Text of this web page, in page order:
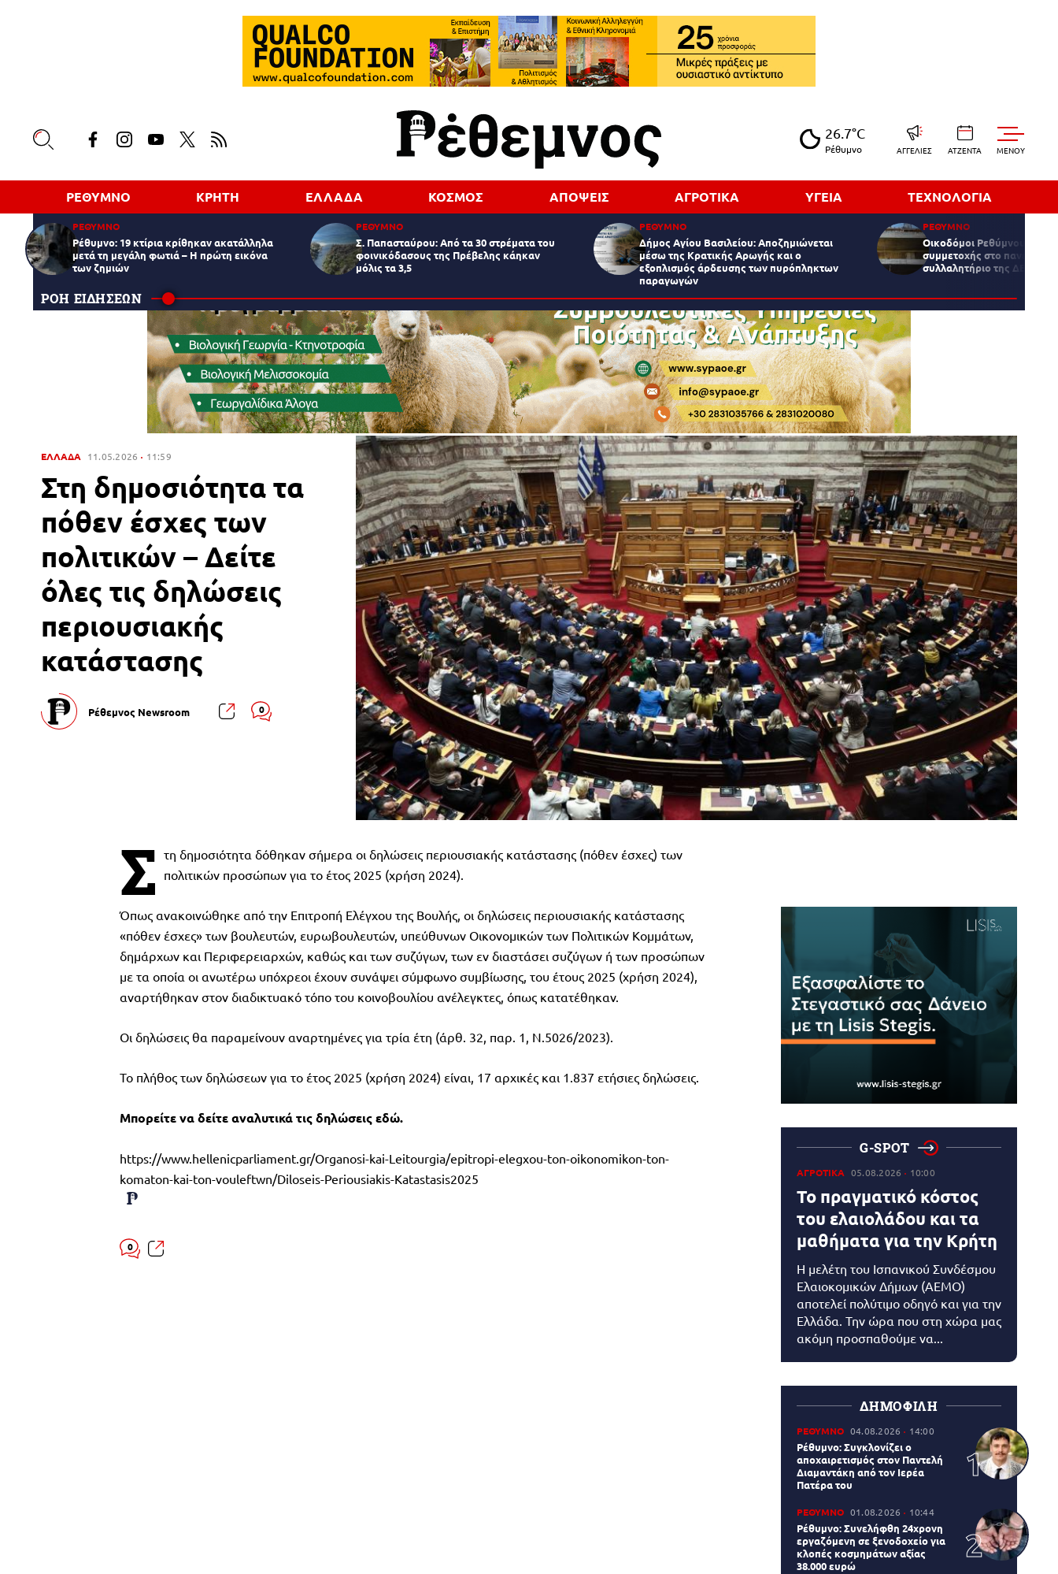
26.7°C
Ρέθυμνο ΑΓΓΕΛΙΕΣ ΑΤΖΕΝΤΑ
ΡΕΘΥΜΝΟ ΚΡΗΤΗ ΕΛΛΑΔΑ ΚΟΣΜΟΣ ΑΠΟΨΕΙΣ ΑΓΡΟΤΙΚΑ ΥΓΕΙΑ ΤΕΧΝΟΛΟΓΙΑ
ΡΕΘΥΜΝΟ
Ρέθυμνο: 19 κτίρια κρίθηκαν ακατάλληλα
μετά τη μεγάλη φωτιά – Η πρώτη εικόνα
των ζημιών
ΡΕΘΥΜΝΟ
Σ. Παπασταύρου: Από τα 30 στρέματα του
φοινικόδασους της Πρέβελης κάηκαν
μόλις τα 3,5
ΡΕΘΥΜΝΟ
Δήμος Αγίου Βασιλείου: Αποζημιώνεται
μέσω της Κρατικής Αρωγής και ο
εξοπλισμός άρδευσης των πυρόπληκτων
παραγωγών
ΡΕΘΥΜΝΟ
Οικοδόμοι Ρεθύμνου:
συμμετοχής στο
συλλαλητήριο της ΔΕΘ
ΡΟΗ ΕΙΔΗΣΕΩΝ
MENOY
ΕΛΛΑΔΑ 11.05.2026 11:59
Στη δημοσιότητα τα
πόθεν έσχες των
πολιτικών – Δείτε
όλες τις δηλώσεις
περιουσιακής
κατάστασης
Ρέθεμνος Newsroom 0
Σ τη δημοσιότητα δόθηκαν σήμερα οι δηλώσεις περιουσιακής κατάστασης (πόθεν έσχες) των
πολιτικών προσώπων για το έτος 2025 (χρήση 2024).
Όπως ανακοινώθηκε από την Επιτροπή Ελέγχου της Βουλής, οι δηλώσεις περιουσιακής κατάστασης
«πόθεν έσχες» των βουλευτών, ευρωβουλευτών, υπεύθυνων Οικονομικών των Πολιτικών Κομμάτων,
δημάρχων και Περιφερειαρχών, καθώς και των συζύγων, των εν διαστάσει συζύγων ή των προσώπων
με τα οποία οι ανωτέρω υπόχρεοι έχουν συνάψει σύμφωνο συμβίωσης, του έτους 2025 (χρήση 2024),
αναρτήθηκαν στον διαδικτυακό τόπο του κοινοβουλίου ανέλεγκτες, όπως κατατέθηκαν.
Οι δηλώσεις θα παραμείνουν αναρτημένες για τρία έτη (άρθ. 32, παρ. 1, Ν.5026/2023).
Το πλήθος των δηλώσεων για το έτος 2025 (χρήση 2024) είναι, 17 αρχικές και 1.837 ετήσιες δηλώσεις.
Μπορείτε να δείτε αναλυτικά τις δηλώσεις εδώ.
https://www.hellenicparliament.gr/Organosi-kai-Leitourgia/epitropi-elegxou-ton-oikonomikon-ton-
komaton-kai-ton-vouleftwn/Diloseis-Periousiakis-Katastasis2025
0
G-SPOT
ΑΓΡΟΤΙΚΑ 05.08.2026 10:00
Το πραγματικό κόστος
του ελαιολάδου και τα
μαθήματα για την Κρήτη
Η μελέτη του Ισπανικού Συνδέσμου
Ελαιοκομικών Δήμων (AEMO)
αποτελεί πολύτιμο οδηγό και για την
Ελλάδα. Την ώρα που στη χώρα μας
ακόμη προσπαθούμε να...
ΔΗΜΟΦΙΛΗ
ΡΕΘΥΜΝΟ 04.08.2026 14:00
Ρέθυμνο: Συγκλονίζει ο
αποχαιρετισμός στον Παντελή
Διαμαντάκη από τον Ιερέα
Πατέρα του
ΡΕΘΥΜΝΟ 01.08.2026 10:44
Ρέθυμνο: Συνελήφθη 24χρονη
εργαζόμενη σε ξενοδοχείο για
κλοπές κοσμημάτων αξίας
38.000 ευρώ